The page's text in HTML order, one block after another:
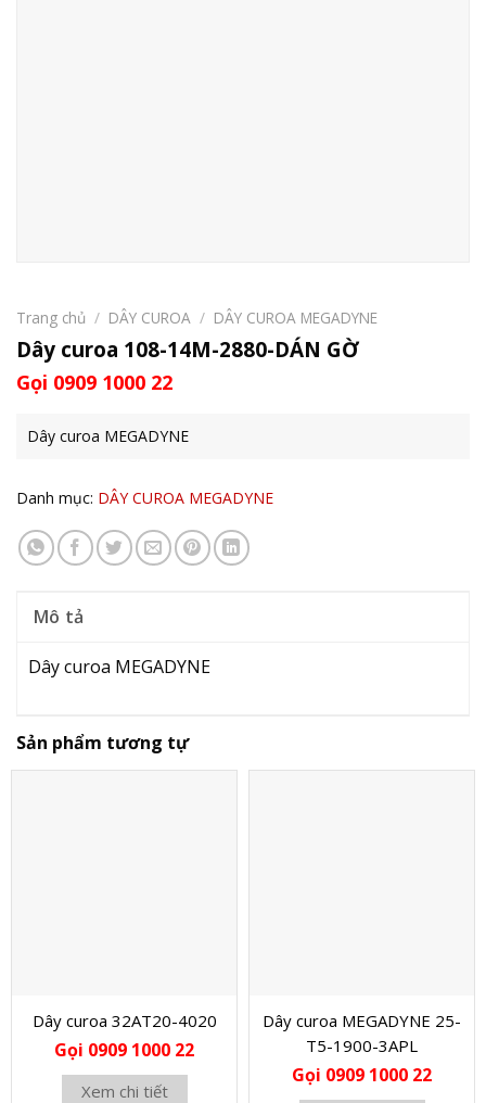
Trang chủ / DÂY CUROA / DÂY CUROA MEGADYNE
Dây curoa 108-14M-2880-DÁN GỜ
Gọi 0909 1000 22
Dây curoa MEGADYNE
Danh mục: DÂY CUROA MEGADYNE
Mô tả
Dây curoa MEGADYNE
Sản phẩm tương tự
Dây curoa 32AT20-4020
Gọi 0909 1000 22
Xem chi tiết
Dây curoa MEGADYNE 25-
T5-1900-3APL
Gọi 0909 1000 22